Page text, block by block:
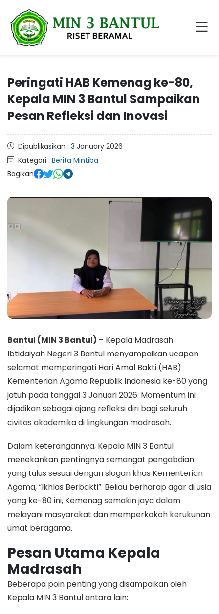
Peringati HAB Kemenag ke-80,
Kepala MIN 3 Bantul Sampaikan
Pesan Refleksi dan Inovasi
Dipublikasikan : 3 January 2026
Kategori : Berita Mintiba
Bagikan
Bantul (MIN 3 Bantul) – Kepala Madrasah
Ibtidaiyah Negeri 3 Bantul menyampaikan ucapan
selamat memperingati Hari Amal Bakti (HAB)
Kementerian Agama Republik Indonesia ke-80 yang
jatuh pada tanggal 3 Januari 2026. Momentum ini
dijadikan sebagai ajang refleksi diri bagi seluruh
civitas akademika di lingkungan madrasah.
​Dalam keterangannya, Kepala MIN 3 Bantul
menekankan pentingnya semangat pengabdian
yang tulus sesuai dengan slogan khas Kementerian
Agama, “Ikhlas Berbakti”. Beliau berharap agar di usia
yang ke-80 ini, Kemenag semakin jaya dalam
melayani masyarakat dan memperkokoh kerukunan
umat beragama.
Pesan Utama Kepala
Madrasah
​Beberapa poin penting yang disampaikan oleh
Kepala MIN 3 Bantul antara lain: